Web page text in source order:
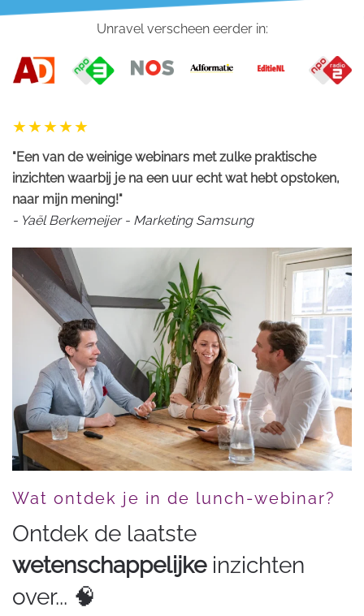
Unravel verscheen eerder in:
"Een van de weinige webinars met zulke praktische
inzichten waarbij je na een uur echt wat hebt opstoken,
naar mijn mening!"
- Yaël Berkemeijer - Marketing Samsung
Wat ontdek je in de lunch-webinar?
Ontdek de laatste
wetenschappelijkeinzichten
over... 🧠